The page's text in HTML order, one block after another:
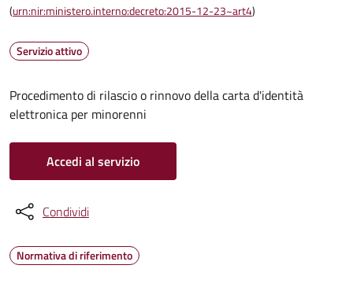
(urn:nir:ministero.interno:decreto:2015-12-23~art4)
Servizio attivo
Procedimento di rilascio o rinnovo della carta d'identità
elettronica per minorenni
Accedi al servizio
Condividi
Normativa di riferimento